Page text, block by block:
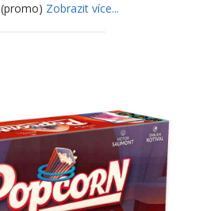
Zobrazit více...